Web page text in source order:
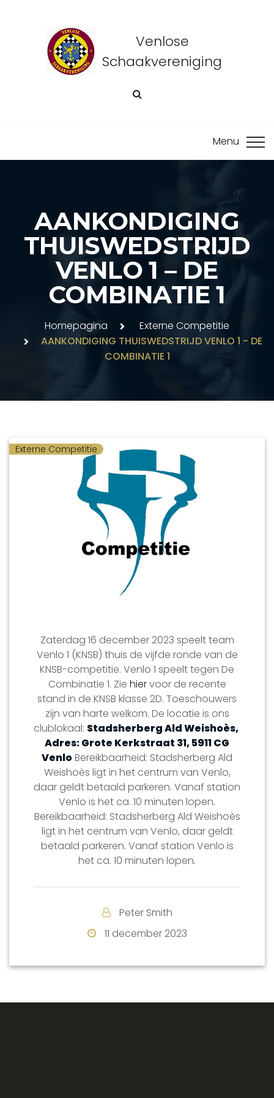
Venlose
Schaakvereniging
AANKONDIGING
THUISWEDSTRIJD
VENLO 1 – DE
COMBINATIE 1
Homepagina
Externe Competitie
AANKONDIGING THUISWEDSTRIJD VENLO 1 - DE
COMBINATIE 1
Externe Competitie
Zaterdag 16 december 2023 speelt team
Venlo 1 (KNSB) thuis de vijfde ronde van de
KNSB-competitie. Venlo 1 speelt tegen De
Combinatie 1. Zie hiervoor de recente
stand in de KNSB klasse 2D. Toeschouwers
zijn van harte welkom. De locatie is ons
clublokaal: Stadsherberg Ald Weishoès,
Adres: Grote Kerkstraat 31, 5911 CG
VenloBereikbaarheid: Stadsherberg Ald
Weishoès ligt in het centrum van Venlo,
daar geldt betaald parkeren. Vanaf station
Venlo is het ca. 10 minuten lopen.
Bereikbaarheid: Stadsherberg Ald Weishoès
ligt in het centrum van Venlo, daar geldt
betaald parkeren. Vanaf station Venlo is
het ca. 10 minuten lopen.
Peter Smith
11 december 2023